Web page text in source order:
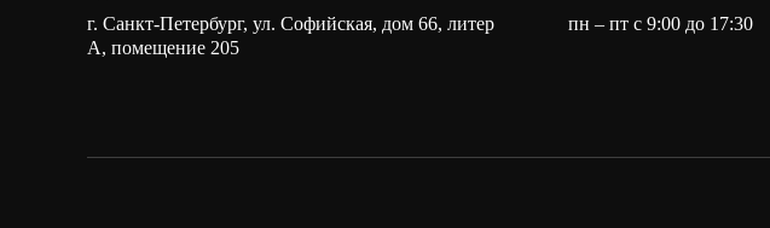
г. Санкт-Петербург, ул. Софийская, дом 66, литер
А, помещение 205
пн – пт с 9:00 до 17:30